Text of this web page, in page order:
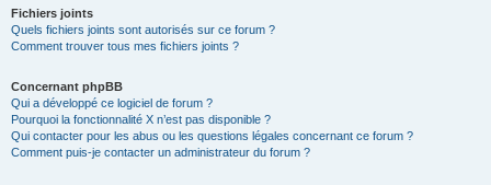
Fichiers joints
Quels fichiers joints sont autorisés sur ce forum ?
Comment trouver tous mes fichiers joints ?
Concernant phpBB
Qui a développé ce logiciel de forum ?
Pourquoi la fonctionnalité X n’est pas disponible ?
Qui contacter pour les abus ou les questions légales concernant ce forum ?
Comment puis-je contacter un administrateur du forum ?